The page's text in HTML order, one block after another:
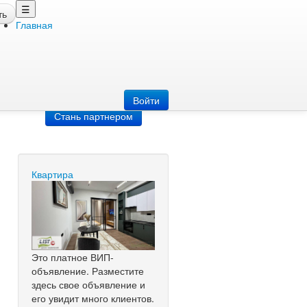
☰
Главная
Войти
Стань партнером
Квартира
Это платное ВИП-
объявление. Разместите
здесь свое объявление и
его увидит много клиентов.